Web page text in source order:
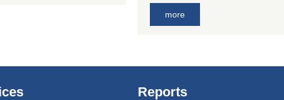
more
Reports